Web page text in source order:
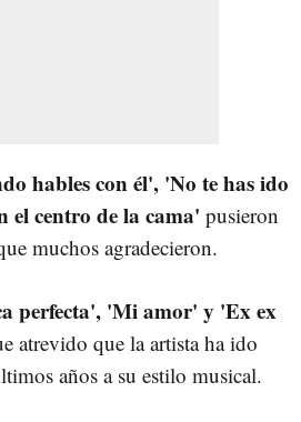
hables con él', 'No te has ido
el centro de la cama' pusieron
muchos agradecieron.
perfecta', 'Mi amor' y 'Ex ex
atrevido que la artista ha ido
años a su estilo musical.